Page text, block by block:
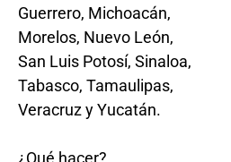
Guerrero, Michoacán,
Morelos, Nuevo León,
San Luis Potosí, Sinaloa,
Tabasco, Tamaulipas,
Veracruz y Yucatán.
¿Qué hacer?